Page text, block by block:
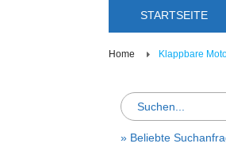
STARTSEITE
Home Klappbare
Suche
» Beliebte